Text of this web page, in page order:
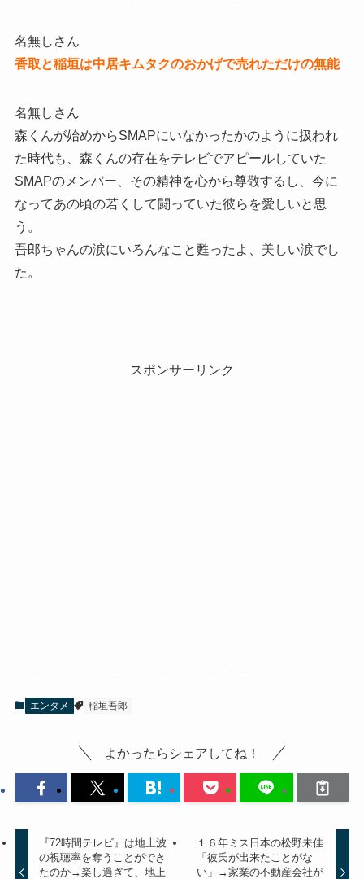
名無しさん
香取と稲垣は中居キムタクのおかげで売れただけの無能
名無しさん
森くんが始めからSMAPにいなかったかのように扱われ
た時代も、森くんの存在をテレビでアピールしていた
SMAPのメンバー、その精神を心から尊敬するし、今に
なってあの頃の若くして闘っていた彼らを愛しいと思
う。
吾郎ちゃんの涙にいろんなこと甦ったよ、美しい涙でし
た。
スポンサーリンク
エンタメ 稲垣吾郎
よかったらシェアしてね！
『72時間テレビ』は地上波
の視聴率を奪うことができ
たのか→楽し過ぎて、地上
１６年ミス日本の松野未佳
「彼氏が出来たことがな
い」→家業の不動産会社が